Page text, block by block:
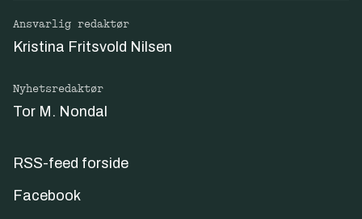
Ansvarlig redaktør
Kristina Fritsvold Nilsen
Nyhetsredaktør
Tor M. Nondal
RSS-feed forside
Facebook